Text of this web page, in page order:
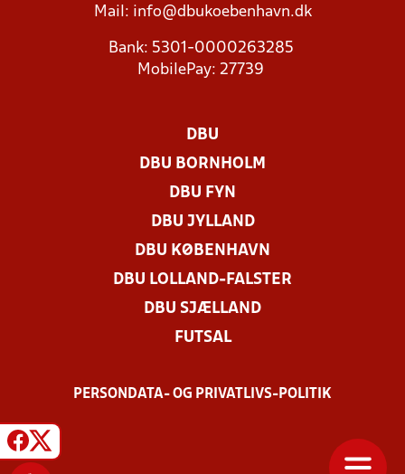
Mail: info@dbukoebenhavn.dk
Bank: 5301-0000263285
MobilePay: 27739
DBU
DBU BORNHOLM
DBU FYN
DBU JYLLAND
DBU KØBENHAVN
DBU LOLLAND-FALSTER
DBU SJÆLLAND
FUTSAL
PERSONDATA- OG PRIVATLIVS-POLITIK